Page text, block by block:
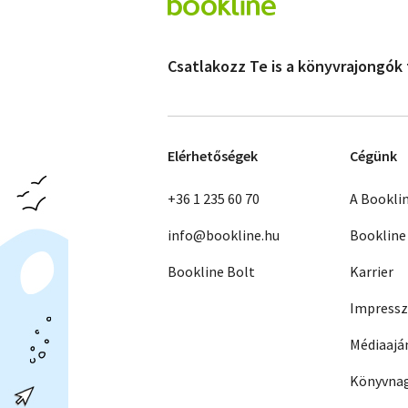
Csatlakozz Te is a
Elérhetőségek
+36 1 235 60 70
info@bookline.hu
Bookline Bolt
Cégünk
A
Karrier